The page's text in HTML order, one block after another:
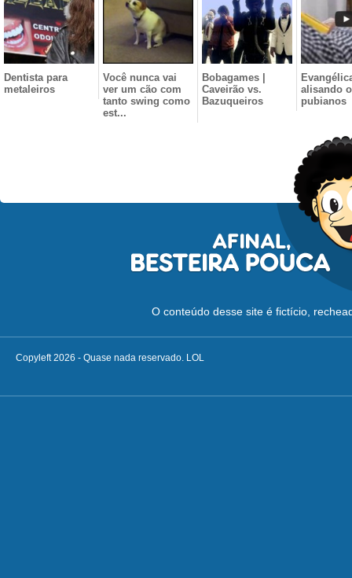
Dentista para
metaleiros
Você nunca vai
ver um cão com
tanto swing como
est...
Bobagames |
Caveirão vs.
Bazuqueiros
alisando
pubianos
O conteúdo desse site é fictício,
Copyleft 2026 - Quase nada reservado. LOL